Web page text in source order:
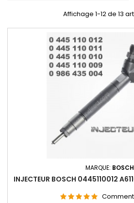
Affichage 1-12 de 13
MARQUE: BOSCH
INJECTEUR BOSCH 0445110012